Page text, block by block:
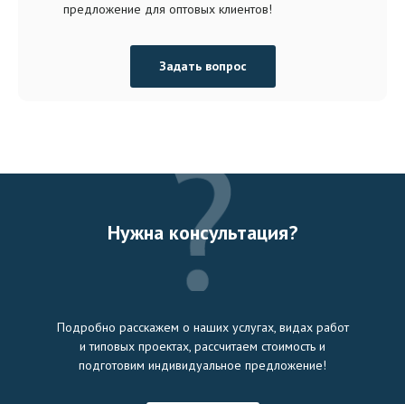
предложение для оптовых клиентов!
Задать вопрос
Нужна консультация?
Подробно расскажем о наших услугах, видах работ
и типовых проектах, рассчитаем стоимость и
подготовим индивидуальное предложение!